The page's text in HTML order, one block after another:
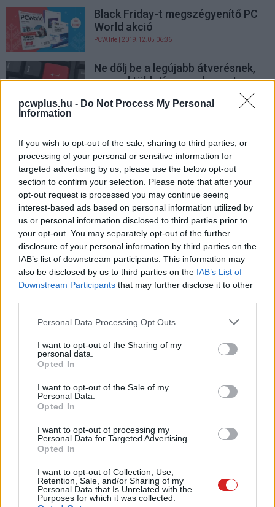
pcwplus.hu - Do Not Process My Personal
Information
If you wish to opt-out of the sale, sharing to third parties, or
processing of your personal or sensitive information for
targeted advertising by us, please use the below opt-out
section to confirm your selection. Please note that after your
opt-out request is processed you may continue seeing
interest-based ads based on personal information utilized by
us or personal information disclosed to third parties prior to
your opt-out. You may separately opt-out of the further
disclosure of your personal information by third parties on the
IAB’s list of downstream participants. This information may
also be disclosed by us to third parties on the IAB’s List of
Downstream Participants that may further disclose it to other
Please note that this website/app uses one or more Google
not limited to your visit or usage behaviour. You may click to
grant or deny consent to Google and its third-party tags to
use your data for below specified purposes in below Google
consent section.
Personal Data Processing Opt Outs
I want to opt-out of the Sharing of my
personal data.
Opted In
I want to opt-out of the Sale of my
Personal Data.
Opted In
I want to opt-out of processing my
Personal Data for Targeted Advertising.
Opted In
I want to opt-out of Collection, Use,
Retention, Sale, and/or Sharing of my
Personal Data that Is Unrelated with the
Purposes for which it was collected.
Black Friday-t megszégyenítő PC
World akció
PCW.lite | 2019.12.05 06:36
Ne dőlj be a legújabb átverésnek,
nem ad több tízezres kupont a
PCW.lite| 2019.11.12 13:30
Itt lehetséges!
PCW.lite| 2019.09.19 11:00
Ingyen hívások a júniusi PC
Worddel
PCW.lite | 2019.06.07 06:30
Hipervékony úti-kijelzőtől grafikus
kártyáig: új GearBest akciók
PCW.pro | 2019.01.30 15:00
Worldben
PCW.lite| 2017.05.08 11:00
Itt a friss PC World, irány a nappali
Tévézz ingyen a decemberi PC
Életmód| 2014.12.05 06:30
Razer
Hardver| 2013.04.22 06:30